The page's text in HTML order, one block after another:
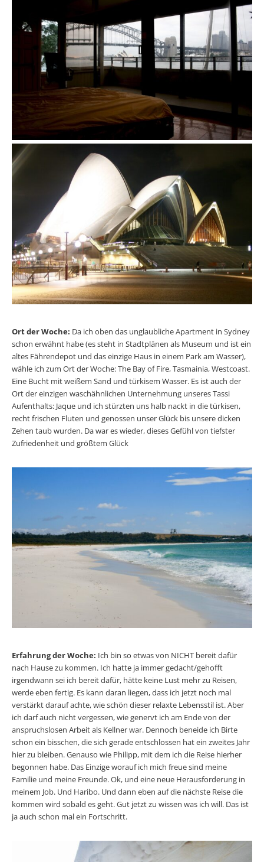
Ort der Woche: Da ich oben das unglaubliche Apartment in Sydney
schon erwähnt habe (es steht in Stadtplänen als Museum und ist ein
altes Fährendepot und das einzige Haus in einem Park am Wasser),
wähle ich zum Ort der Woche: The Bay of Fire, Tasmainia, Westcoast.
Eine Bucht mit weißem Sand und türkisem Wasser. Es ist auch der
Ort der einzigen waschähnlichen Unternehmung unseres Tassi
Aufenthalts: Jaque und ich stürzten uns halb nackt in die türkisen,
recht frischen Fluten und genossen unser Glück bis unsere dicken
Zehen taub wurden. Da war es wieder, dieses Gefühl von tiefster
Zufriedenheit und größtem Glück
Erfahrung der Woche: Ich bin so etwas von NICHT bereit dafür
nach Hause zu kommen. Ich hatte ja immer gedacht/gehofft
irgendwann sei ich bereit dafür, hätte keine Lust mehr zu Reisen,
werde eben fertig. Es kann daran liegen, dass ich jetzt noch mal
verstärkt darauf achte, wie schön dieser relaxte Lebensstil ist. Aber
ich darf auch nicht vergessen, wie genervt ich am Ende von der
anspruchslosen Arbeit als Kellner war. Dennoch beneide ich Birte
schon ein bisschen, die sich gerade entschlossen hat ein zweites Jahr
hier zu bleiben. Genauso wie Philipp, mit dem ich die Reise hierher
begonnen habe. Das Einzige worauf ich mich freue sind meine
Familie und meine Freunde. Ok, und eine neue Herausforderung in
meinem Job. Und Haribo. Und dann eben auf die nächste Reise die
kommen wird sobald es geht. Gut jetzt zu wissen was ich will. Das ist
ja auch schon mal ein Fortschritt.